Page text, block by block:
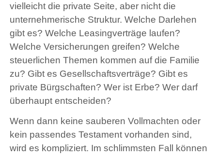
vielleicht die private Seite, aber nicht die
unternehmerische Struktur. Welche Darlehen
gibt es? Welche Leasingverträge laufen?
Welche Versicherungen greifen? Welche
steuerlichen Themen kommen auf die Familie
zu? Gibt es Gesellschaftsverträge? Gibt es
private Bürgschaften? Wer ist Erbe? Wer darf
überhaupt entscheiden?
Wenn dann keine sauberen Vollmachten oder
kein passendes Testament vorhanden sind,
wird es kompliziert. Im schlimmsten Fall können